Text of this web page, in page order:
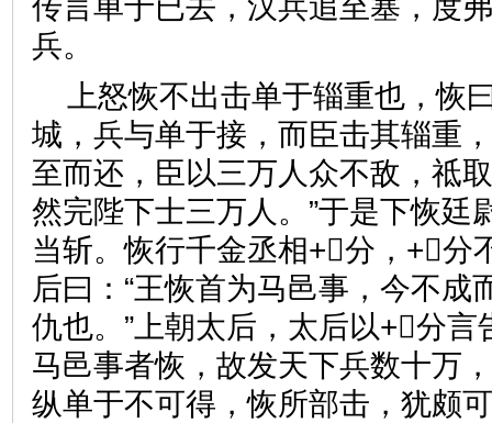
传言单于已去，汉兵追至塞，度
兵。
上怒恢不出击单于辎重也，恢
城，兵与单于接，而臣击其辎重
至而还，臣以三万人众不敌，祗
然完陛下士三万人。”于是下恢廷
当斩。恢行千金丞相+分，+分
后曰：“王恢首为马邑事，今不成
仇也。”上朝太后，太后以+分言
马邑事者恢，故发天下兵数十万
纵单于不可得，恢所部击，犹颇